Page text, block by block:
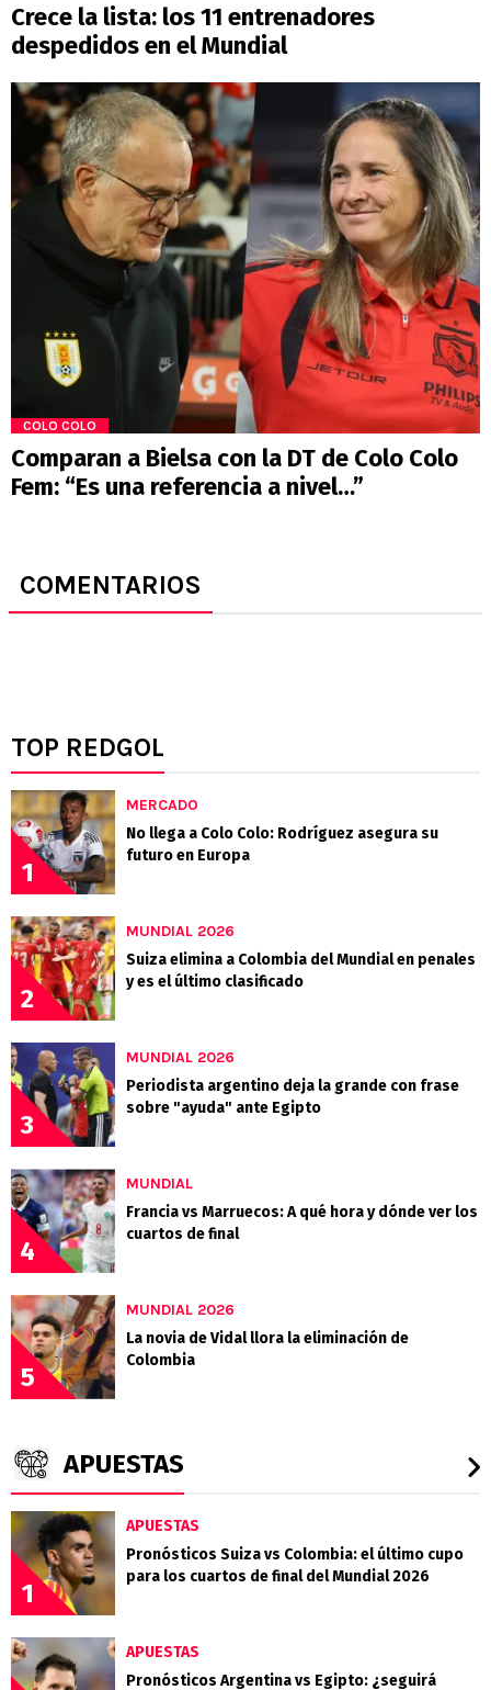
Crece la lista: los 11 entrenadores
despedidos en el Mundial
COLO COLO
Comparan a Bielsa con la DT de Colo Colo
Fem: “Es una referencia a nivel…”
COMENTARIOS
TOP REDGOL
1
MERCADO
No llega a Colo Colo: Rodríguez asegura su
futuro en Europa
2
MUNDIAL 2026
Suiza elimina a Colombia del Mundial en penales
y es el último clasificado
3
MUNDIAL 2026
Periodista argentino deja la grande con frase
sobre "ayuda" ante Egipto
4
MUNDIAL
Francia vs Marruecos: A qué hora y dónde ver los
cuartos de final
5
MUNDIAL 2026
La novia de Vidal llora la eliminación de
Colombia
APUESTAS
1
APUESTAS
Pronósticos Suiza vs Colombia: el último cupo
para los cuartos de final del Mundial 2026
APUESTAS
Pronósticos Argentina vs Egipto: ¿seguirá